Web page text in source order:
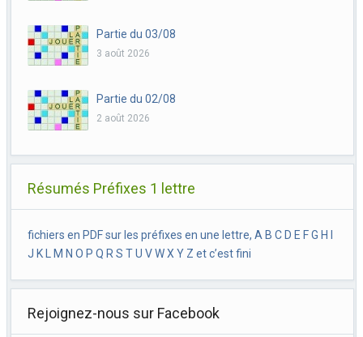
Partie du 03/08
3 août 2026
Partie du 02/08
2 août 2026
Résumés Préfixes 1 lettre
fichiers en PDF sur les préfixes en une lettre, A B C D E F G H I
J K L M N O P Q R S T U V W X Y Z et c’est fini
Rejoignez-nous sur Facebook